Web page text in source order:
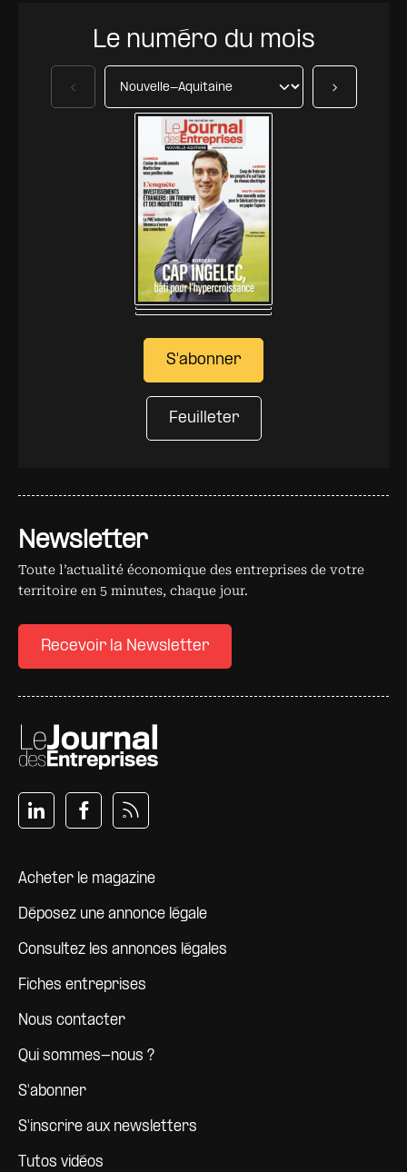
Newsletter
Toute l’actualité économique des entreprises de votre
territoire en 5 minutes, chaque jour.
Recevoir la Newsletter
Pied de page
Acheter le magazine
Déposez une annonce légale
Consultez les annonces légales
Fiches entreprises
Nous contacter
Qui sommes-nous ?
S'abonner
S'inscrire aux newsletters
Tutos vidéos
Le numéro du mois
S'abonner
Feuilleter
Précédent Suivant